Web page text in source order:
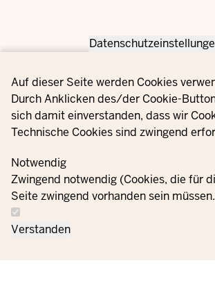
Privacy settings
Auf dieser Seite werden Cookies
Durch Anklicken des/der Cookie-
sich damit einverstanden, dass wir
Technische Cookies sind zwingend
Notwendig
Zwingend notwendig (Cookies, die für
Seite zwingend vorhanden sein
Verstanden